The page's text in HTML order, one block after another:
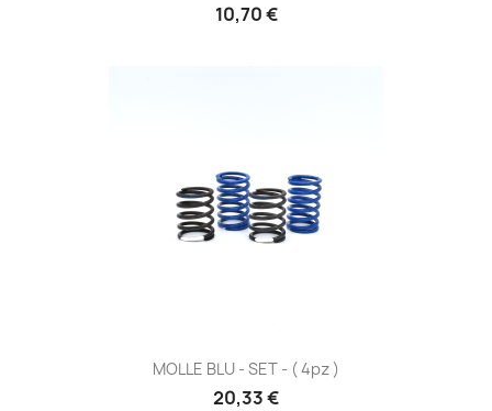
Prezzo
10,70 €
MOLLE BLU - SET - ( 4pz )
Prezzo
20,33 €